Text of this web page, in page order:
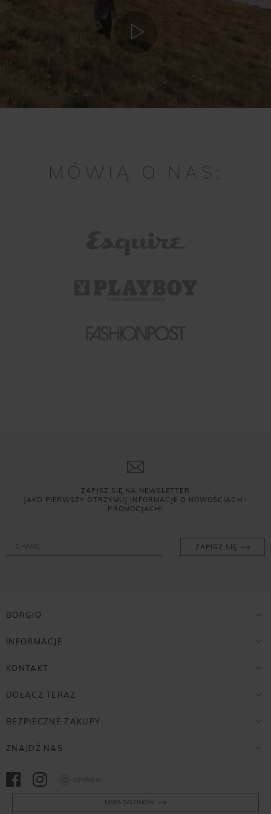
MÓWIĄ O NAS:
ZAPISZ SIĘ NA NEWSLETTER
JAKO PIERWSZY OTRZYMUJ INFORMACJE O NOWOŚCIACH I
PROMOCJACH!
ZAPISZ SIĘ
BORGIO
INFORMACJE
KONTAKT
DOŁĄCZ TERAZ
BEZPIECZNE ZAKUPY
ZNAJDŹ NAS
MAPA SALONÓW